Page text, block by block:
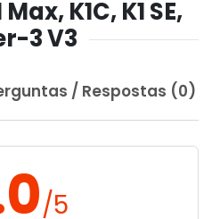
K1C, K1 SE,
3 V3
/ Respostas (0)
/5